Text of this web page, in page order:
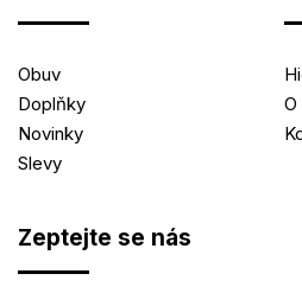
Obuv
Doplňky
Novinky
Slevy
Zeptejte se nás